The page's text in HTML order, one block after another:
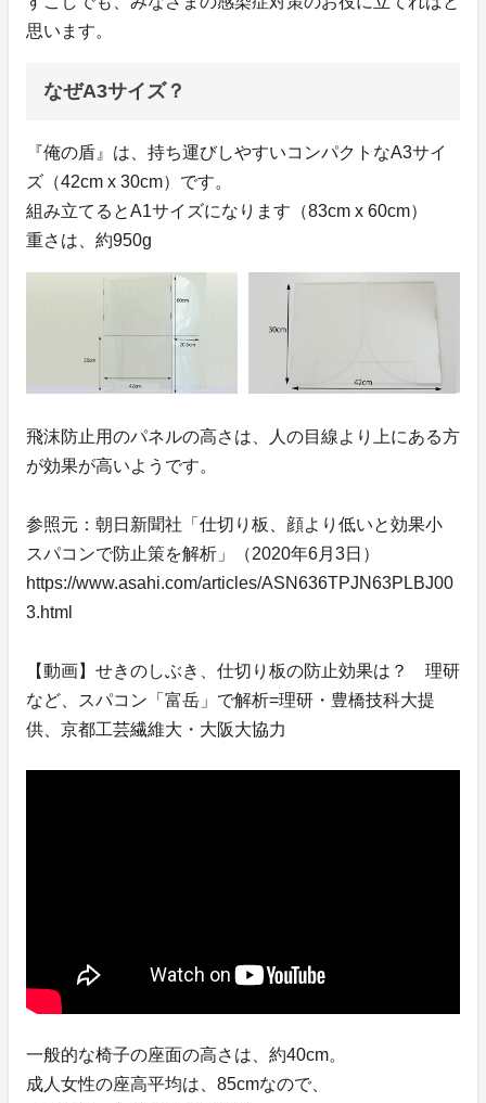
思います。
なぜA3サイズ？
『俺の盾』は、持ち運びしやすいコンパクトなA3サイ
ズ（42cm x 30cm）です。
組み立てるとA1サイズになります（83cm x 60cm）
重さは、約950g
飛沫防止用のパネルの高さは、人の目線より上にある方
が効果が高いようです。
参照元：朝日新聞社「仕切り板、顔より低いと効果小
スパコンで防止策を解析」（2020年6月3日）
https://www.asahi.com/articles/ASN636TPJN63PLBJ00
3.html
【動画】せきのしぶき、仕切り板の防止効果は？ 理研
など、スパコン「富岳」で解析=理研・豊橋技科大提
供、京都工芸繊維大・大阪大協力
一般的な椅子の座面の高さは、約40cm。
成人女性の座高平均は、85cmなので、